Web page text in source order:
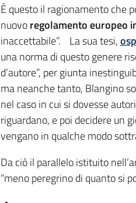
È questo il ragionamento che
nuovoregolamento europeo
inaccettabile”. La sua tesi,
una norma di questo genere
d’autore”, per giunta
ma neanche tanto, Blangino
nel caso in cui si dovesse
riguardano, e poi decidere un
vengano in qualche modo
Da ciò il parallelo istituito
“meno peregrino di quanto si